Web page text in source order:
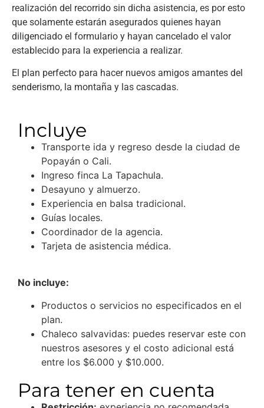
realización del recorrido sin dicha asistencia, es por esto
que solamente estarán asegurados quienes hayan
diligenciado el formulario y hayan cancelado el valor
establecido para la experiencia a realizar.
El plan perfecto para hacer nuevos amigos amantes del
senderismo, la montaña y las cascadas.
Incluye
Transporte ida y regreso desde la ciudad de
Popayán o Cali.
Ingreso finca La Tapachula.
Desayuno y almuerzo.
Experiencia en balsa tradicional.
Guías locales.
Coordinador de la agencia.
Tarjeta de asistencia médica.
No incluye:
Productos o servicios no especificados en el
plan.
Chaleco salvavidas: puedes reservar este con
nuestros asesores y el costo adicional está
entre los $6.000 y $10.000.
Para tener en cuenta